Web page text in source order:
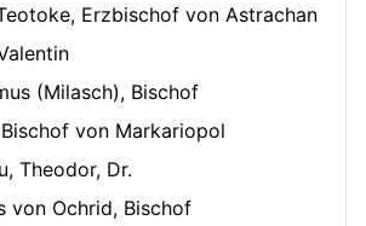
Erzbischof von Astrachan
(Milasch), Bischof
von Markariopol
Theodor, Dr.
von Ochrid, Bischof